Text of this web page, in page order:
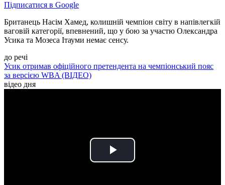
Підписатися в Google
Британець Насім Хамед, колишній чемпіон світу в напівлегкій
ваговій категорії, впевнений, що у бою за участю Олександра
Усика та Мозеса Ітауми немає сенсу.
до речі
Усик отримав офіційного претендента на чемпіонський пояс
за версією WBA (ВІДЕО)
відео дня
Play